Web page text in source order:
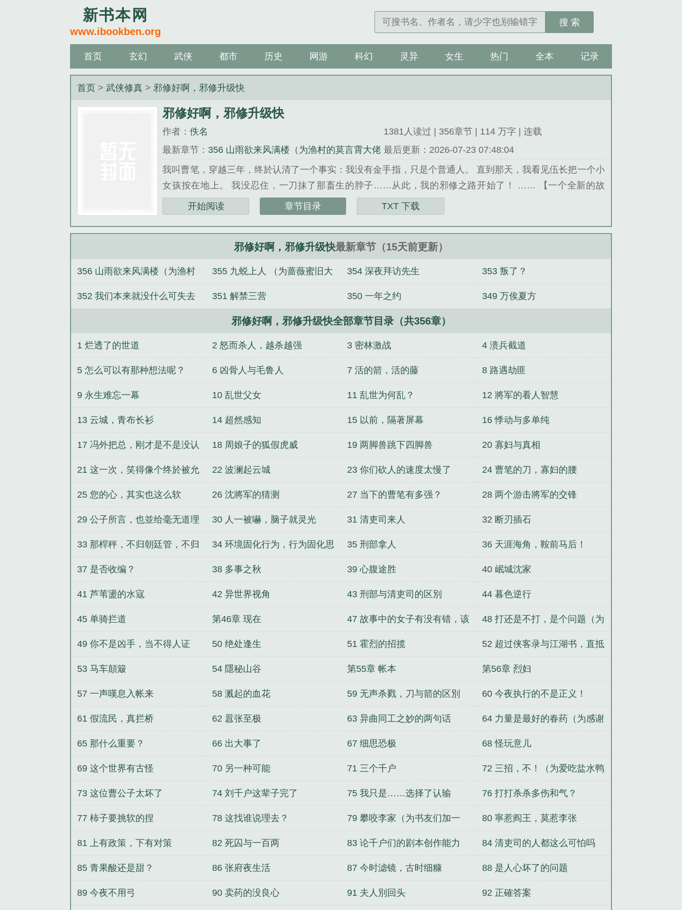
新书本网
www.ibookben.org
搜 索
首页 玄幻 武侠 都市 历史 网游 科幻 灵异 女生 热门 全本 记录
首页 >武侠修真 >邪修好啊，邪修升级快
邪修好啊，邪修升级快
作者：佚名
1381人读过 | 356章节 | 114 万字 | 连载
最新章节： 356 山雨欲来风满楼（为渔村的莫言霄大佬
加更）
最后更新：2026-07-23 07:48:04
我叫曹笔，穿越三年，终於认清了一个事实：我没有金手指，只是个普通人。 直到那天，我看见伍长把一个小
女孩按在地上。 我没忍住，一刀抹了那畜生的脖子……从此，我的邪修之路开始了！ …… 【一个全新的故
事，希望能让大家看得爽！】 ...
《邪修好啊，邪修升级快》是佚名精心创作的武侠修真。
开始阅读 章节目录 TXT 下载
邪修好啊，邪修升级快最新章节（15天前更新）
356 山雨欲来风满楼（为渔村
的莫言霄大佬加更）
355 九蜕上人 （为蔷薇蜜旧大
佬加更）
354 深夜拜访先生 353 叛了？
352 我们本来就没什么可失去 351 解禁三营 350 一年之约 349 万俟夏方
邪修好啊，邪修升级快全部章节目录（共356章）
1 烂透了的世道 2 怒而杀人，越杀越强 3 密林激战 4 溃兵截道
5 怎么可以有那种想法呢？ 6 凶骨人与毛鲁人 7 活的箭，活的藤 8 路遇劫匪
9 永生难忘一幕 10 乱世父女 11 乱世为何乱？ 12 將军的看人智慧
13 云城，青布长衫 14 超然感知 15 以前，隔著屏幕 16 悸动与多单纯
17 冯外把总，刚才是不是没认
出我？
18 周娘子的狐假虎威 19 两脚兽跳下四脚兽 20 寡妇与真相
21 这一次，笑得像个终於被允
许做自己的孩子！
22 波澜起云城 23 你们砍人的速度太慢了 24 曹笔的刀，寡妇的腰
25 您的心，其实也这么软 26 沈將军的猜测 27 当下的曹笔有多强？ 28 两个游击將军的交锋
29 公子所言，也並给毫无道理 30 人一被嚇，脑子就灵光 31 清吏司来人 32 断刃插石
33 那桿秤，不归朝廷管，不归
律法管，只归他自己管。
34 环境固化行为，行为固化思
想！
35 刑部拿人 36 天涯海角，鞍前马后！
37 是否收编？ 38 多事之秋 39 心腹途胜 40 岷城沈家
41 芦苇盪的水寇 42 异世界视角 43 刑部与清吏司的区別 44 暮色逆行
45 单骑拦道 第46章 现在 47 故事中的女子有没有错，该
不该束手就擒？
48 打还是不打，是个问题（为
落霜掛门户大佬加更）
49 你不是凶手，当不得人证 50 绝处逢生 51 霍烈的招揽 52 超过侠客录与江湖书，直抵
仙录
53 马车顛簸 54 隱秘山谷 第55章 帐本 第56章 烈妇
57 一声嘆息入帐来 58 溅起的血花 59 无声杀戮，刀与箭的区別 60 今夜执行的不是正义！
61 假流民，真拦桥 62 囂张至极 63 异曲同工之妙的两句话 64 力量是最好的春药（为感谢
大家加更）
65 那什么重要？ 66 出大事了 67 细思恐极 68 怪玩意儿
69 这个世界有古怪 70 另一种可能 71 三个千户 72 三招，不！（为爱吃盐水鸭
胗的龙皇道大佬加更）
73 这位曹公子太坏了 74 刘千户这辈子完了 75 我只是……选择了认输 76 打打杀杀多伤和气？
77 柿子要挑软的捏 78 这找谁说理去？ 79 攀咬李家（为书友们加一
更）
80 寧惹阎王，莫惹李张
81 上有政策，下有对策 82 死囚与一百两 83 论千户们的剧本创作能力 84 清吏司的人都这么可怕吗
85 青果酸还是甜？ 86 张府夜生活 87 今时滤镜，古时细糠 88 是人心坏了的问题
89 今夜不用弓 90 卖药的没良心 91 夫人別回头 92 正確答案